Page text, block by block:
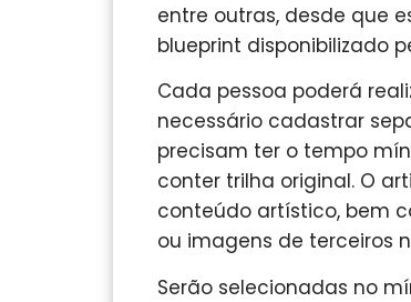
entre outras, desde que
blueprint disponibilizado
Cada pessoa poderá
necessário cadastrar
precisam ter o tempo
conter trilha original. O
conteúdo artístico, bem
ou imagens de terceiros
Serão selecionadas no